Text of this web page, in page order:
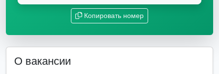
Копировать номер
О вакансии